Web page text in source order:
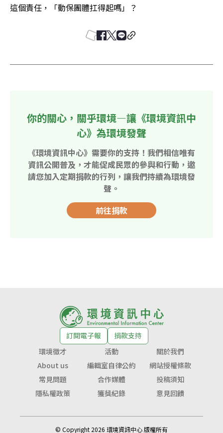
這個責任，「動保團體扛得起嗎」？
你的關心，關乎環境—讓《環境資訊中
心》為環境發聲
《環境資訊中心》需要你的支持！我們相信唯有
資訊公開普及，才能促成民眾的參與和行動，邀
請您加入定期捐款的行列，讓我們持續為環境發
聲。
前往捐款
訂閱電子報
捐款支持
環境徵才
活動
關於我們
About us
編輯室自律公約
網站授權條款
常見問題
合作媒體
投稿須知
隱私權政策
獲獎紀錄 意見回饋
© Copyright 2026 環境資訊中心 版權所有